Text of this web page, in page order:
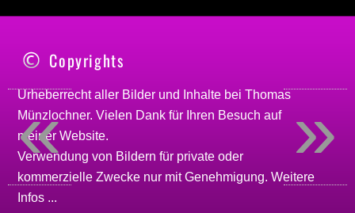
Copyrights
Urheberrecht aller Bilder und Inhalte beiThomas
Münzlochner. Vielen Dank für Ihren Besuch auf
meinerWebsite.
Verwendung von Bildern für private oder
kommerzielle Zwecke nur mit Genehmigung.Weitere
Infos ...
»
«